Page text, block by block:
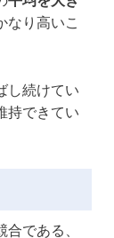
なり高いこ
し続けてい
持できてい
である、